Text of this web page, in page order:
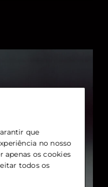
que
no nosso
apenas os cookies
todos os